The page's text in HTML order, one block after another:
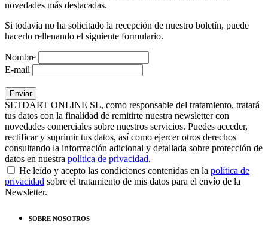
novedades más destacadas.
Si todavía no ha solicitado la recepción de nuestro boletín, puede
hacerlo rellenando el siguiente formulario.
Nombre
E-mail
SETDART ONLINE SL, como responsable del tratamiento, tratará
tus datos con la finalidad de remitirte nuestra newsletter con
novedades comerciales sobre nuestros servicios. Puedes acceder,
rectificar y suprimir tus datos, así como ejercer otros derechos
consultando la información adicional y detallada sobre protección de
datos en nuestra política de privacidad.
He leído y acepto las condiciones contenidas en la política de
privacidad sobre el tratamiento de mis datos para el envío de la
Newsletter.
SOBRE NOSOTROS